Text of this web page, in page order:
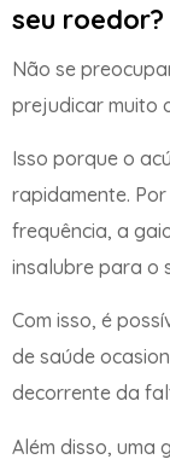
seu roedor?
Não se
prejudicar muito
Isso porque o
rapidamente.
frequência, a
insalubre para o
Com isso, é
de saúde
decorrente da
Além disso, uma